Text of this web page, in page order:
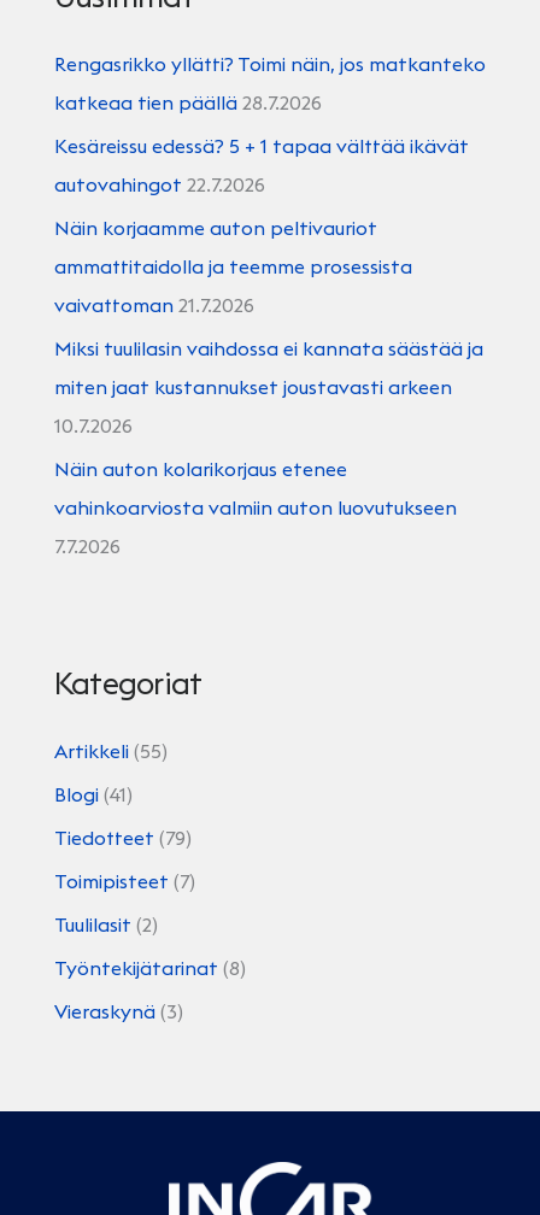
Rengasrikko yllätti? Toimi näin, jos matkanteko
katkeaa tien päällä 28.7.2026
Kesäreissu edessä? 5 + 1 tapaa välttää ikävät
autovahingot 22.7.2026
Näin korjaamme auton peltivauriot
ammattitaidolla ja teemme prosessista
vaivattoman 21.7.2026
Miksi tuulilasin vaihdossa ei kannata säästää ja
miten jaat kustannukset joustavasti arkeen
10.7.2026
Näin auton kolarikorjaus etenee
vahinkoarviosta valmiin auton luovutukseen
7.7.2026
Kategoriat
Artikkeli (55)
Blogi (41)
Tiedotteet (79)
Toimipisteet (7)
Tuulilasit (2)
Työntekijätarinat (8)
Vieraskynä (3)